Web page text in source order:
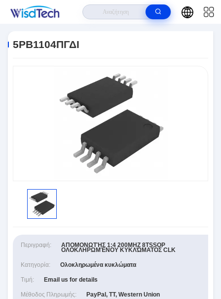
5PB1104ΠΓΔΙ
Περιγραφή: ΑΠΟΜΟΝΩΤΉΣ 1:4 200MHZ 8TSSOP
ΟΛΟΚΛΗΡΩΜΈΝΟΥ ΚΥΚΛΏΜΑΤΟΣ CLK
Κατηγορία: Ολοκληρωμένα κυκλώματα
Τιμή: Email us for details
Μέθοδος Πληρωμής: PayPal, TT, Western Union